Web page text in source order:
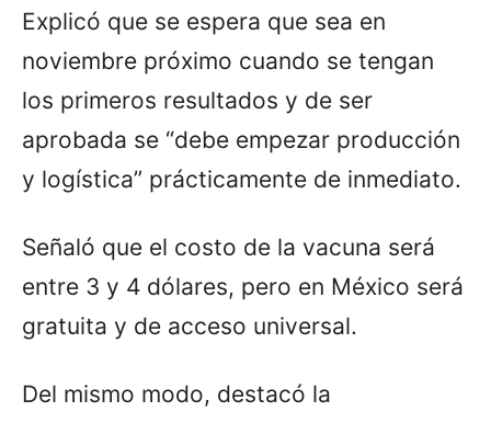
Explicó que se espera que sea en
noviembre próximo cuando se tengan
los primeros resultados y de ser
aprobada se “debe empezar producción
y logística” prácticamente de inmediato.
Señaló que el costo de la vacuna será
entre 3 y 4 dólares, pero en México será
gratuita y de acceso universal.
Del mismo modo, destacó la